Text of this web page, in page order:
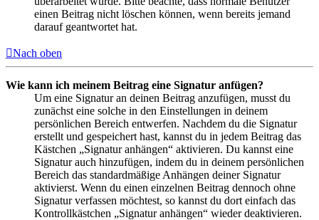
einen Beitrag nicht löschen können, wenn bereits jemand
darauf geantwortet hat.
Nach oben
Wie kann ich meinem Beitrag eine Signatur anfügen?
Um eine Signatur an deinen Beitrag anzufügen, musst du
zunächst eine solche in den Einstellungen in deinem
persönlichen Bereich entwerfen. Nachdem du die Signatur
erstellt und gespeichert hast, kannst du in jedem Beitrag das
Kästchen „Signatur anhängen“ aktivieren. Du kannst eine
Signatur auch hinzufügen, indem du in deinem persönlichen
Bereich das standardmäßige Anhängen deiner Signatur
aktivierst. Wenn du einen einzelnen Beitrag dennoch ohne
Signatur verfassen möchtest, so kannst du dort einfach das
Kontrollkästchen „Signatur anhängen“ wieder deaktivieren.